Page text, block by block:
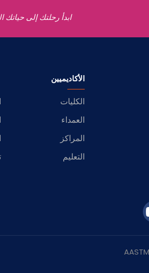
ابدأ رحلتك إلى حياتك
الأكاديميين
الكليات
العمداء
المراكز
التعليم